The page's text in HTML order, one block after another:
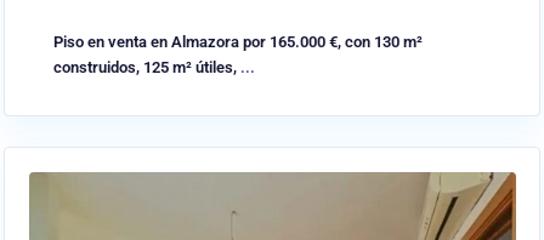
Piso en venta en Almazora por 165.000 €, con 130 m²
construidos, 125 m² útiles, ...
Castellón/Castelló